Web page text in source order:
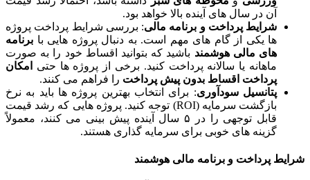
آن در سال های آینده بالا خواهد بود.
شرایط پرداخت و برنامه مالی: بررسی شرایط پرداخت پروژه
ها یکی از گام های مهم است. به دنبال پروژه هایی با برنامه
های مالی هوشمند باشید که بتوانید اقساط خود را به صورت
ماهانه یا سالانه پرداخت کنید. برخی از پروژه ها حتی
امکان
پرداخت اقساط بدون پیش پرداخت را فراهم می کنند.
پتانسیل سودآوری: برای انتخاب بهترین پروژه ها باید به نرخ
بازگشت سرمایه (ROI) توجه کنید. پروژه هایی که رشد قیمت
قابل توجهی را در ۵ سال آینده پیش بینی می کنند، معمولاً
گزینه های خوبی برای سرمایه گذاری هستند.
شرایط پرداخت و برنامه مالی هوشمند